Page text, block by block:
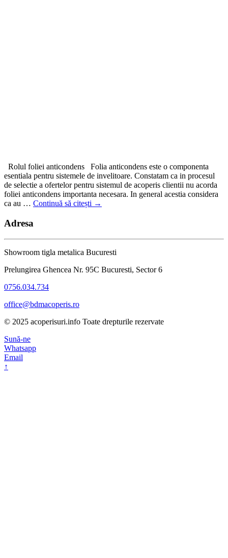
Rolul foliei anticondens Folia anticondens este o componenta
esentiala pentru sistemele de invelitoare. Constatam ca in procesul
de selectie a ofertelor pentru sistemul de acoperis clientii nu acorda
foliei anticondens importanta necesara. In general acestia considera
ca au … Continuă să citești →
Adresa
Showroom tigla metalica Bucuresti
Prelungirea Ghencea Nr. 95C Bucuresti, Sector 6
0756.034.734
office@bdmacoperis.ro
© 2025 acoperisuri.info Toate drepturile rezervate
Sună-ne
Whatsapp
Email
↑